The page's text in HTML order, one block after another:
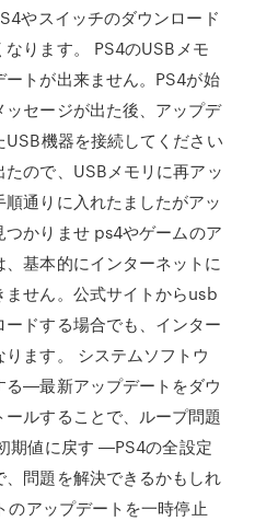
やスイッチのダウンロード
ります。 PS4のUSBメモ
ートが出来ません。PS4が始
セージが出た後、アップデ
機器を接続してください
ので、USBメモリに再アッ
通りに入れたましたがアッ
つかりませ ps4やゲームのア
基本的にインターネットに
せん。公式サイトからusb
ドする場合でも、インター
ます。 システムソフトウ
る―最新アップデートをダウ
ルすることで、ループ問題
期値に戻す ―PS4の全設定
、問題を解決できるかもしれ
のアップデートを一時停止